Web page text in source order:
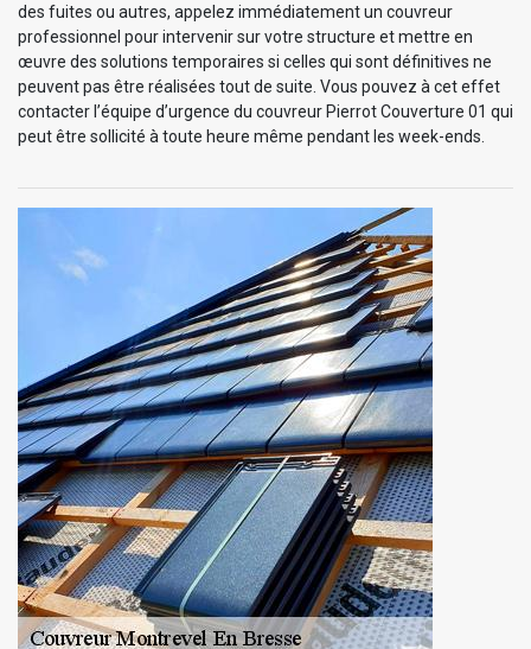
des fuites ou autres, appelez immédiatement un couvreur
professionnel pour intervenir sur votre structure et mettre en
œuvre des solutions temporaires si celles qui sont définitives ne
peuvent pas être réalisées tout de suite. Vous pouvez à cet effet
contacter l’équipe d’urgence du couvreur Pierrot Couverture 01 qui
peut être sollicité à toute heure même pendant les week-ends.